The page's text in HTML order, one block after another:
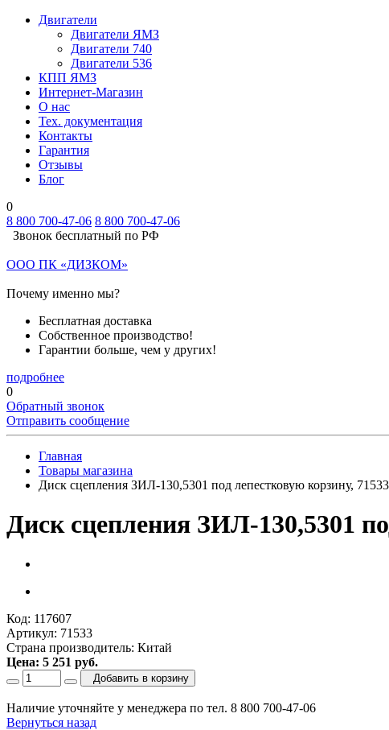
Двигатели
Двигатели ЯМЗ
Двигатели 740
Двигатели 536
КПП ЯМЗ
Интернет-Магазин
О нас
Тех. документация
Контакты
Гарантия
Отзывы
Блог
0
8 800 700-47-06 8 800 700-47-06
Звонок бесплатный по РФ
ООО ПК «ДИЗКОМ»
Почему именно мы?
Бесплатная доставка
Собственное производство!
Гарантии больше, чем у других!
подробнее
0
Обратный звонок
Отправить сообщение
Главная
Товары магазина
Диск сцепления ЗИЛ-130,5301 под лепестковую корзину,
Диск сцепления ЗИЛ-130,5301
Код: 117607
Артикул: 71533
Страна производитель: Китай
Цена: 5 251 руб.
Добавить в корзину
Наличие уточняйте у менеджера по тел. 8 800 700-47-06
Вернуться назад